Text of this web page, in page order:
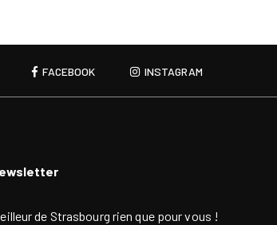
FACEBOOK INSTAGRAM
de Strasbourg rien que pour vous !